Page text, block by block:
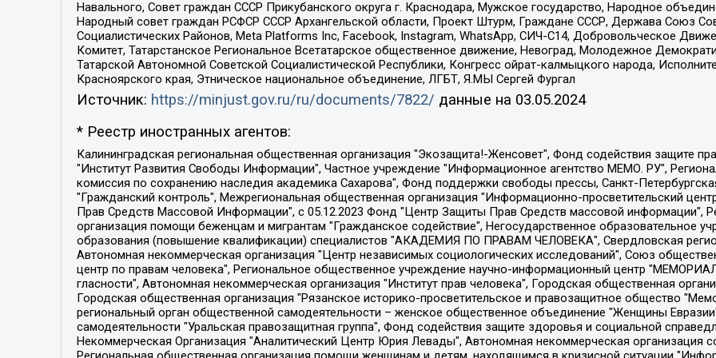
Навального, Совет граждан СССР Прикубанского округа г. Краснодара, Мужское государство, Народное
Народный совет граждан РСФСР СССР Архангельской области, Проект Штурм, Граждане СССР, Держава Союз
Социалистических Районов, Meta Platforms Inc, Facebook, Instagram, WhatsApp, СИЧ-С14, Добровольческое
Комитет, Татарстанское Региональное Всетатарское общественное движение, Невоград, Молодежное
Татарской Автономной Советской Социалистической Республики, Конгресс ойрат-калмыцкого народа,
Красноярского края, Этническое национальное объединение, ЛГБТ, Я.МЫ Сергей Фургал
Источник: https://minjust.gov.ru/ru/documents/7822/ данные на 03.05.2024
* Реестр иностранных агентов:
Калининградская региональная общественная организация "Экозащита!-Женсовет", Фонд содействия защите прав и свобод граждан "Общественный вердикт", Фонд "Институт Развития Свободы Информации", Частное учреждение "Информационное агентство МЕМО. РУ", Региональная общественная организация "Общественная комиссия по сохранению наследия академика Сахарова", Фонд поддержки свободы прессы, Санкт-Петербургская общественная правозащитная организация "Гражданский контроль", Межрегиональная общественная организация "Информационно-просветительский центр "Мемориал", Региональный Фонд "Центр Защиты Прав Средств Массовой Информации", с 05.12.2023 Фонд "Центр Защиты Прав Средств массовой информации", Региональная общественная благотворительная организация помощи беженцам и мигрантам "Гражданское содействие", Негосударственное образовательное учреждение дополнительного профессионального образования (повышение квалификации) специалистов "АКАДЕМИЯ ПО ПРАВАМ ЧЕЛОВЕКА", Свердловская региональная общественная организация "Сутяжник", Автономная некоммерческая организация "Центр независимых социологических исследований", Союз общественных объединений "Российский исследовательский центр по правам человека", Региональное общественное учреждение научно-информационный центр "МЕМОРИАЛ", Некоммерческая организация "Фонд защиты гласности", Автономная некоммерческая организация "Институт прав человека", Городская общественная организация "Екатеринбургское общество "МЕМОРИАЛ", Городская общественная организация "Рязанское историко-просветительское и правозащитное общество "Мемориал" (Рязанский Мемориал), Челябинский региональный орган общественной самодеятельности – женское общественное объединение "Женщины Евразии", Челябинский региональный орган общественной самодеятельности "Уральская правозащитная группа", Фонд содействия защите здоровья и социальной справедливости имени Андрея Рылькова, Автономная Некоммерческая Организация "Аналитический Центр Юрия Левады", Автономная некоммерческая организация социальной поддержки населения "Проект Апрель", Региональная общественная организация помощи женщинам и детям, находящимся в кризисной ситуации "Информационно-методический центр "Анна", Фонд содействия развитию массовых коммуникаций и правовому просвещению "Так-так-Так", Фонд содействия устойчивому развитию "Серебряная тайга", Свердловский региональный общественный фонд социальных проектов "Новое время", "Idel.Реалии", Кавказ.Реалии, Крым.Реалии, Телеканал Настоящее Время, Татаро-башкирская служба Радио Свобода (Azatliq Radiosi), Радио Свободная Европа/Радио Свобода (PCE/PC), "Сибирь.Реалии", "Фактограф", Благотворительный фонд помощи осужденным и их семьям, Автономная некоммерческая организация "Институт глобализации и социальных движений", Фонд "В защиту прав заключенных", Частное учреждение "Центр поддержки и содействия развитию средств массовой информации", Пензенский региональный общественный благотворительный фонд "Гражданский союз", "Север.Реалии", Некоммерческая организация Фонд "Правовая инициатива", Общество с ограниченной ответственностью "Радио Свободная Европа/Радио Свобода", Чешское информационное агентство "MEDIUM-ORIENT", Красноярская региональная общественная организация "Мы против СПИДа", Камалягин Денис Николаевич, Маркелов Сергей Евгеньевич, Пономарев Лев Александрович, Савицкая Людмила Алексеевна, Автономная некоммерческая организация "Центр по работе с проблемой насилия "НАСИЛИЮ.НЕТ", Межрегиональный профессиональный союз работников здравоохранения "Альянс врачей", Юридическое лицо, зарегистрированное в Латвийской Республике, SIA "Medusa Project" (регистрационный номер 40103797863, дата регистрации 10.06.2014), Некоммерческая организация "Фонд по борьбе с коррупцией", Автономная некоммерческая организация "Институт права и публичной политики", Баданин Роман Сергеевич, Гликин Максим Александрович, Железнова Мария Михайловна, Лукьянова Юлия Сергеевна, Маетная Елизавета Витальевна, Маняхин Петр Борисович, Чуракова Ольга Владимировна, Ярош Юлия Петровна, Юридическое лицо "The Insider SIA", зарегистрированное в Риге, Латвийская Республика (дата регистрации 26.06.2015), являющееся администратором доменного имени интернет-издания "The Insider SIA", https://theins.ru, Постернак Алексей Евгеньевич, Рубин Михаил Аркадьевич, Анин Роман Александрович, Юридическое лицо Istories fonds, зарегистрированное в Латвийской Республике (регистрационный номер 50008295751, дата регистрации 24.02.2020), Великовский Дмитрий Александрович, Долинина Ирина Николаевна, Мароховская Алеся Алексеевна, Шлейнов Роман Юрьевич, Шмагун Олеся Валентиновна, Общество с ограниченной ответственностью "Альтаир 2021", Общество с ограниченной ответственностью "Вега 2021", Общество с ограниченной ответственностью "Главный редактор 2021", Общество с ограниченной ответственностью "Ромашки монолит", Важенков Артем Валерьевич, Ивановская областная общественная организация "Центр гендерных исследований", Гурман Юрий Альбертович, Медиапроект "ОВД-Инфо", Егоров Владимир Владимирович, Жилинский Владимир Александрович, Общество с ограниченной ответственностью "ЗП", Иванова София Юрьевна, Карезина Инна Павловна, Кильтау Екатерина Викторовна, Петров Алексей Викторович, Пискунов Сергей Евгеньевич, Смирнов Сергей Сергеевич, Тихонов Михаил Сергеевич, Общество с ограниченной ответственностью "ЖУРНАЛИСТ-ИНОСТРАННЫЙ АГЕНТ", Арапова Галина Юрьевна, Вольтская Татьяна Анатольевна, Американская компания "Mason G.E.S. Anonymous Foundation" (США), являющаяся владельцем интернет-издания https://mnews.world/, Компания "Stichting Bellingcat", зарегистрированная в Нидерландах (дата регистрации 11.07.2018), Захаров Андрей Вячеславович, Клепиковская Екатерина Дмитриевна, Общество с ограниченной ответственностью "МЕМО", Перл Роман Александрович, Симонов Евгений Алексеевич, Соловьева Елена Анатольевна, Сотников Даниил Владимирович, Сурначева Елизавета Дмитриевна, Автономная некоммерческая организация по защите прав человека и информированию населения "Якутия – Наше Мнение", Общество с ограниченной ответственностью "Москоу диджитал медиа", с 26.01.2023 Общество с ограниченной ответственностью "Чайка Белые сады", Ветошкина Валерия Валерьевна, Заговора Максим Александрович, Межрегиональное общественное движение "Российская ЛГБТ - сеть", Оленичев Максим Владимирович, Павлов Иван Юрьевич, Скворцова Елена Сергеевна, Общество с ограниченной ответственностью "Как бы инагент", Кочетков Игорь Викторович, Общество с ограниченной ответственностью "Честные выборы", Еланчик Олег Александрович, Общество с ограниченной ответственностью "Нобелевский призыв", Гималова Регина Эмилевна, Григорьев Андрей Валерьевич, Григорьева Алина Александровна, Ассоциация по содействию защите прав призывников, альтернативнослужащих и военнослужащих "Правозащитная группа